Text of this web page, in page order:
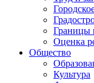
Границы
Оценка
Общество
Культура